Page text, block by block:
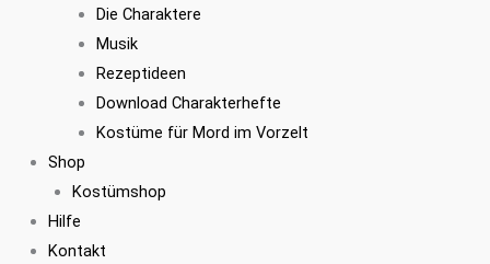
Die Charaktere
Musik
Rezeptideen
Download Charakterhefte
Kostüme für Mord im Vorzelt
Shop
Kostümshop
Hilfe
Kontakt